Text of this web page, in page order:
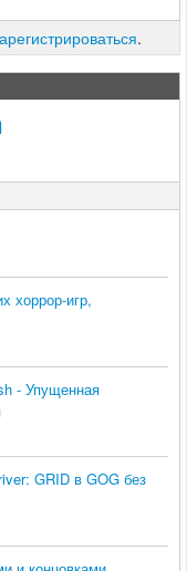
.
хоррор-игр,
- Упущенная
GRID в GOG без